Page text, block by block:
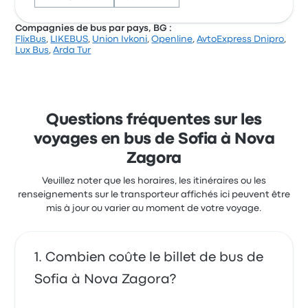
Sur un total de 497 avis, la compagnie a reçu la note
voyage commencer à 40 $
Compagnies de bus par pays, BG :
FlixBus, LIKEBUS, Union Ivkoni,Openline,AvtoExpress Dnipro,
Lux Bus,Arda Tur
Questions fréquentes sur les
voyages en bus de Sofia à Nova
Zagora
Veuillez noter que les horaires, les itinéraires ou les
renseignements sur le transporteur affichés ici peuvent être
mis à jour ou varier au moment de votre voyage.
Combien coûte le billet de bus de
Sofia à Nova Zagora?